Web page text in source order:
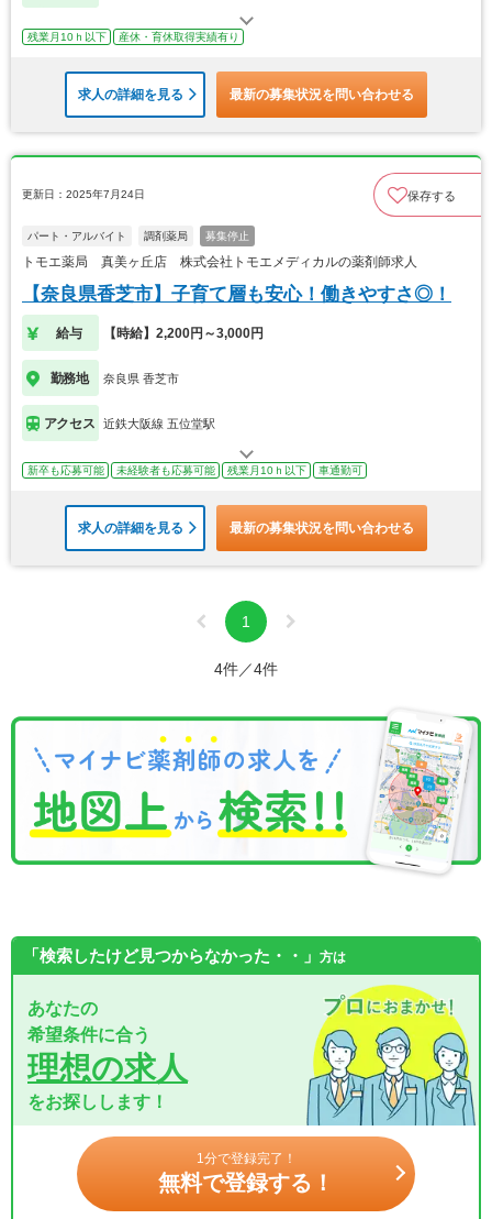
残業月10ｈ以下 産休・育休取得実績有り
求人の詳細を見る 最新の募集状況を問い合わせる
更新日：2025年7月24日 保存する
パート・アルバイト 調剤薬局 募集停止
トモエ薬局 真美ヶ丘店 株式会社トモエメディカルの薬剤師求人
【奈良県香芝市】子育て層も安心！働きやすさ◎！
給与 【時給】2,200円～3,000円
勤務地 奈良県 香芝市
アクセス 近鉄大阪線 五位堂駅
新卒も応募可能 未経験者も応募可能 残業月10ｈ以下 車通勤可
求人の詳細を見る 最新の募集状況を問い合わせる
1
4件／4件
「検索したけど見つからなかった・・」 方は
あなたの
希望条件に合う
理想の求人
をお探しします！
1分で登録完了！
無料で登録する！